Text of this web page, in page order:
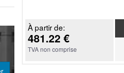
À partir de:
481.22 €
TVA non comprise